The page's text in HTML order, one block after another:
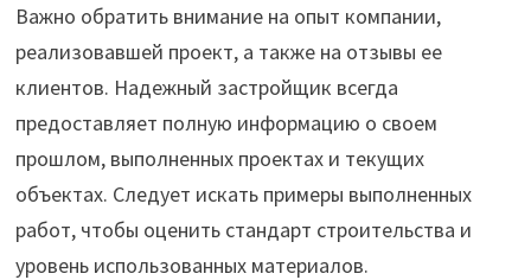
Важно обратить внимание на опыт компании,
реализовавшей проект, а также на отзывы ее
клиентов. Надежный застройщик всегда
предоставляет полную информацию о своем
прошлом, выполненных проектах и текущих
объектах. Следует искать примеры выполненных
работ, чтобы оценить стандарт строительства и
уровень использованных материалов.